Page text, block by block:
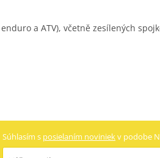
a ATV), včetně zesílených
Súhlasím s posielaním noviniekv podobe